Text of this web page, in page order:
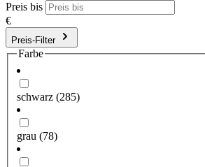
Preis bis
€
Preis-Filter
Farbe
schwarz (285)
grau (78)